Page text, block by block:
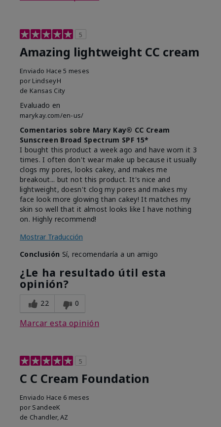
5
Amazing lightweight CC cream
Enviado Hace 5 meses
por LindseyH
de Kansas City
Evaluado en
marykay.com/en-us/
Comentarios sobre Mary Kay® CC Cream
Sunscreen Broad Spectrum SPF 15*
I bought this product a week ago and have worn it 3
times. I often don't wear make up because it usually
clogs my pores, looks cakey, and makes me
breakout... but not this product. It's nice and
lightweight, doesn't clog my pores and makes my
face look more glowing than cakey! It matches my
skin so well that it almost looks like I have nothing
on. Highly recommend!
Mostrar Traducción
Conclusión Sí, recomendaría a un amigo
¿Le ha resultado útil esta
opinión?
22 0
Marcar esta opinión
5
C C Cream Foundation
Enviado Hace 6 meses
por SandeeK
de Chandler, AZ